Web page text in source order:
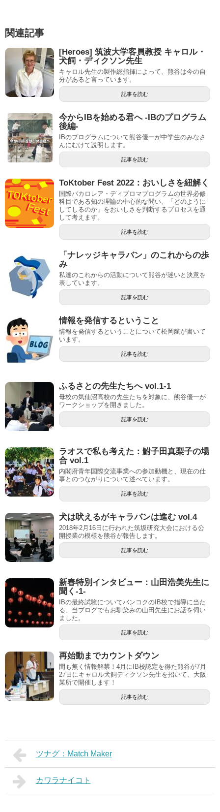
関連記事
[Heroes] 筑波大学客員教授 キャロル・
犬飼・ディクソン先生
キャロル先生の製作総指揮によって、熊谷は今の自
分があると言っています。
記事を読む
今からIBを始める君へ -IBのプログラム
後編-
IBのプログラムについて熊谷優一が中学生のみなさ
んにむけて説明します。
記事を読む
ToKtober Fest 2022：おいしさを紐解く
国際バカロレア・ディプロマプログラムの世界必修
科目である知の理論の中心的な問い、「どのように
してしるのか」をおいしさを判断するプロセスを通
して考えます。
記事を読む
「ナレッジキャラバン」のこれからの歩
み
私達のこれからの活動について熊谷が迷いと決意を
表しています。
記事を読む
情報を発信するということ
情報を発信するということについて松岡航が書いて
います。
記事を読む
ふるさとの先生たちへ vol.1-1
母校の気仙沼高校の先生たちを対象に、熊谷優一が
ワークショップを開きました。
記事を読む
ラオスで私も考えた：鮒子田真梨子の場
合 vol.1
内閣府青年国際交流事業への参加動機と、現在の仕
事とのつながりについて述べています。
記事を読む
犬は吠えるがキャラバンは進む vol.4
2018年2月16日に行われた筑坂研究大会における公
開授業の模様を熊谷が報告します。
記事を読む
新春特別インタビュー：山田浩美先生に
聞く-1-
IBの最終試験についてバンコクのIB校で指導に当た
る、当ブログでもお馴染みの山田先生にお話を伺い
ました。
記事を読む
再始動までカウントダウン
間も無く情報解禁！4月にIB校認定を得た熊谷が7月
27日にキャロル犬飼ディクソン先生を招いて、大阪
某所で開催します！
記事を読む
ツナグ：Match Maker
カワラナイコト